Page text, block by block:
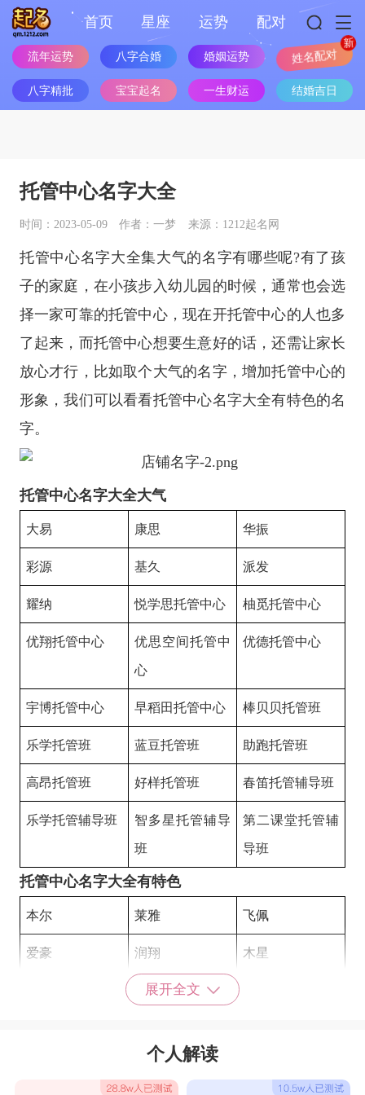
首页 星座 运势 配对
流年运势 八字合婚 婚姻运势 姓名配对
八字精批 宝宝起名 一生财运 结婚吉日
托管中心名字大全
时间：2023-05-09 作者：一梦 来源：1212起名网
托管中心名字大全集大气的名字有哪些呢?有了孩
子的家庭，在小孩步入幼儿园的时候，通常也会选
择一家可靠的托管中心，现在开托管中心的人也多
了起来，而托管中心想要生意好的话，还需让家长
放心才行，比如取个大气的名字，增加托管中心的
形象，我们可以看看托管中心名字大全有特色的名
字。
托管中心名字大全大气
大易 康思 华振
彩源 基久 派发
耀纳 悦学思托管中心 柚觅托管中心
优翔托管中心 优思空间托管中
心
优德托管中心
宇博托管中心 早稻田托管中心 棒贝贝托管班
乐学托管班 蓝豆托管班 助跑托管班
高昂托管班 好样托管班 春笛托管辅导班
乐学托管辅导班 智多星托管辅导
班
第二课堂托管辅
导班
托管中心名字大全有特色
本尔 莱雅 飞佩
爱豪 润翔 木星
力仕
跃龙托管中心
展开全文
个人解读